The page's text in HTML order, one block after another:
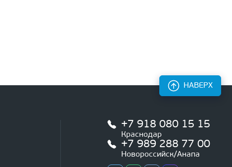
+7 918 080 15 15
Краснодар
+7 989 288 77 00
Новороссийск/Анапа
НАВЕРХ